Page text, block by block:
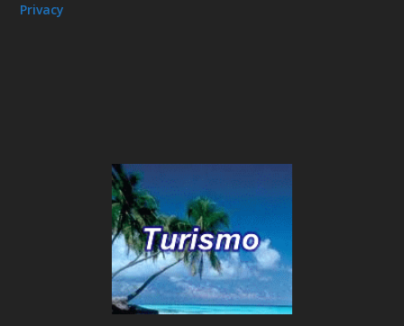
Privacy